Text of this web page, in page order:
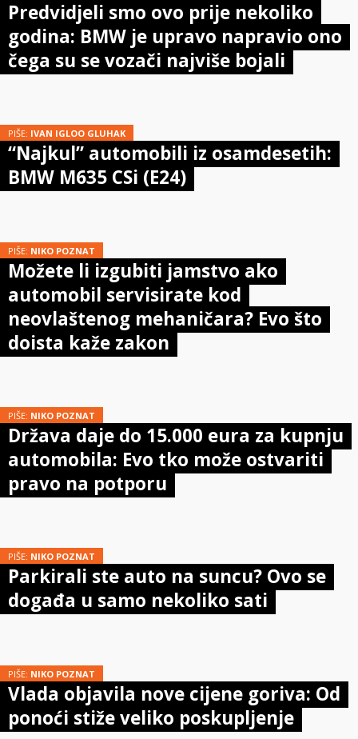
Predvidjeli smo ovo prije nekoliko
godina: BMW je upravo napravio ono
čega su se vozači najviše bojali
PIŠE: IVAN IGLOO GLUHAK
“Najkul” automobili iz osamdesetih:
BMW M635 CSi (E24)
PIŠE: NIKO POZNAT
Možete li izgubiti jamstvo ako
automobil servisirate kod
neovlaštenog mehaničara? Evo što
doista kaže zakon
PIŠE: NIKO POZNAT
Država daje do 15.000 eura za kupnju
automobila: Evo tko može ostvariti
pravo na potporu
PIŠE: NIKO POZNAT
Parkirali ste auto na suncu? Ovo se
događa u samo nekoliko sati
PIŠE: NIKO POZNAT
Vlada objavila nove cijene goriva: Od
ponoći stiže veliko poskupljenje